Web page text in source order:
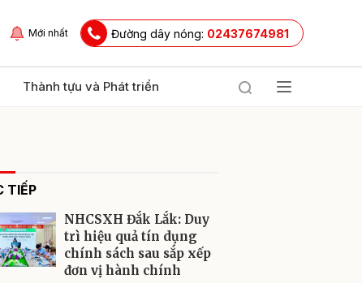
Mới nhất Đường dây nóng: 02437674981
Thành tựu và Phát triển
TIẾP
NHCSXH Đắk Lắk: Duy
trì hiệu quả tín dụng
chính sách sau sắp xếp
đơn vị hành chính